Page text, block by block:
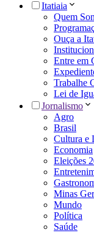
Itatiaia
Quem
Ouça a
Entre em
Trabalhe
Lei de
Jornalismo
Agro
Brasil
Cultura e
Economia
Eleições
Minas
Mundo
Política
Saúde